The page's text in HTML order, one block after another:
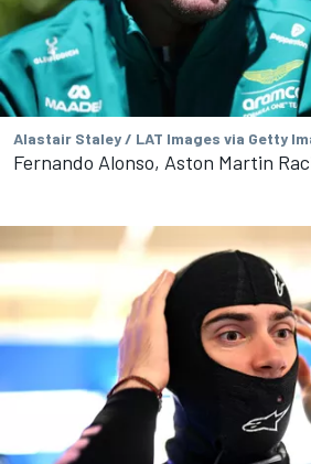
Alastair Staley / LAT Images via Getty
Fernando Alonso, Aston Martin